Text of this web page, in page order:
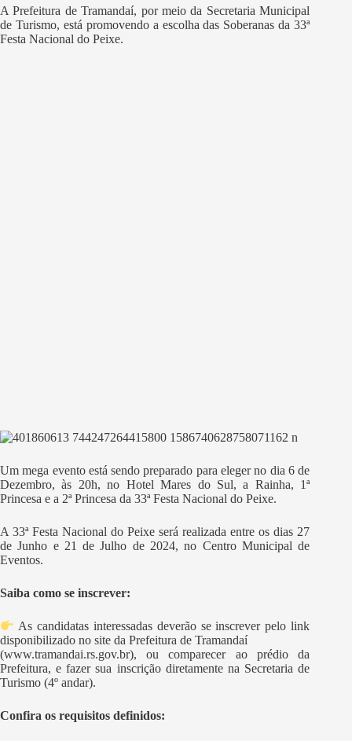
A Prefeitura de Tramandaí, por meio da Secretaria Municipal
de Turismo, está promovendo a escolha das Soberanas da 33ª
Festa Nacional do Peixe.
Um mega evento está sendo preparado para eleger no dia 6 de
Dezembro, às 20h, no Hotel Mares do Sul, a Rainha, 1ª
Princesa e a 2ª Princesa da 33ª Festa Nacional do Peixe.
A 33ª Festa Nacional do Peixe será realizada entre os dias 27
de Junho e 21 de Julho de 2024, no Centro Municipal de
Eventos.
Saiba como se inscrever:
As candidatas interessadas deverão se inscrever pelo link
disponibilizado no site da Prefeitura de Tramandaí
(www.tramandai.rs.gov.br), ou comparecer ao prédio da
Prefeitura, e fazer sua inscrição diretamente na Secretaria de
Turismo (4º andar).
Confira os requisitos definidos: